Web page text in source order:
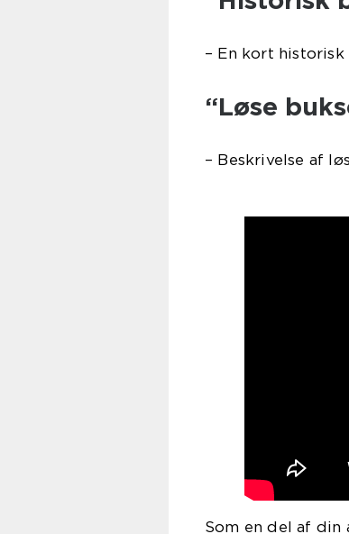
– En kort
“Løse
– Beskrivelse af
Som en del af